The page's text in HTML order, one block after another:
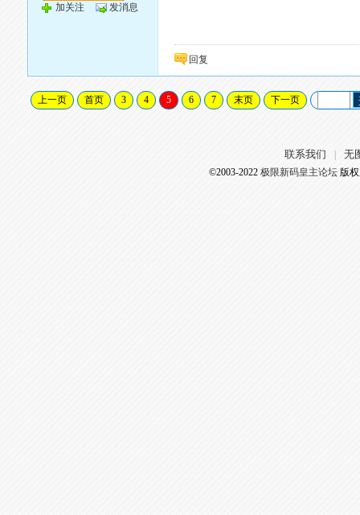
加关注 发消息
回复
上一页 首页 3 4 5 6 7 末页 下一页
联系我们 无
©2003-2022 极限新码皇主论坛版权